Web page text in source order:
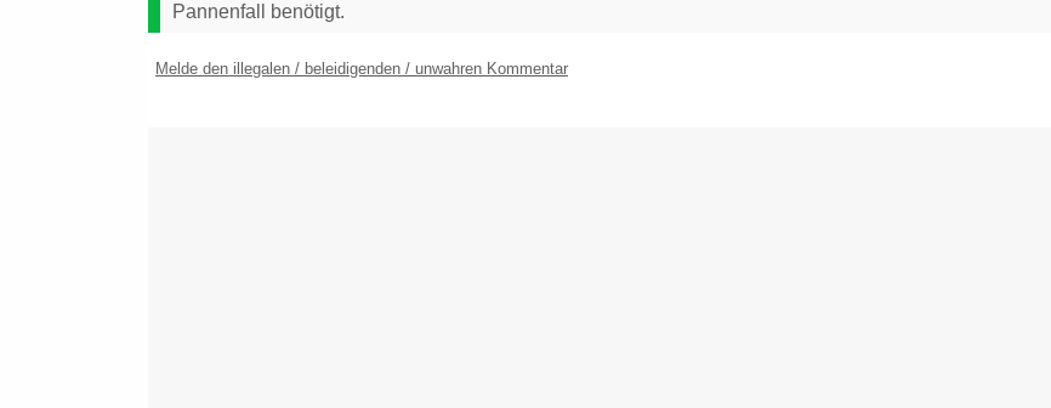
Pannenfall benötigt.
Melde den illegalen / beleidigenden / unwahren Kommentar